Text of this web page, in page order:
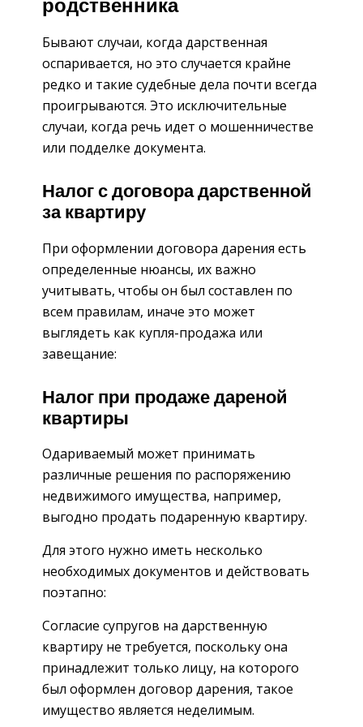
родственника
Бывают случаи, когда дарственная
оспаривается, но это случается крайне
редко и такие судебные дела почти всегда
проигрываются. Это исключительные
случаи, когда речь идет о мошенничестве
или подделке документа.
Налог с договора дарственной
за квартиру
При оформлении договора дарения есть
определенные нюансы, их важно
учитывать, чтобы он был составлен по
всем правилам, иначе это может
выглядеть как купля-продажа или
завещание:
Налог при продаже дареной
квартиры
Одариваемый может принимать
различные решения по распоряжению
недвижимого имущества, например,
выгодно продать подаренную квартиру.
Для этого нужно иметь несколько
необходимых документов и действовать
поэтапно:
Согласие супругов на дарственную
квартиру не требуется, поскольку она
принадлежит только лицу, на которого
был оформлен договор дарения, такое
имущество является неделимым.